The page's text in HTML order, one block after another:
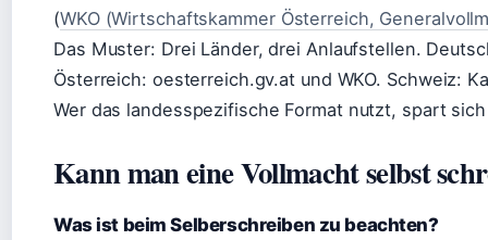
(WKO (Wirtschaftskammer Österreich,
Das Muster: Drei Länder, drei Anlaufstellen.
Österreich: oesterreich.gv.at und WKO. Schweiz:
Wer das landesspezifische Format nutzt, spart
Kann man eine Vollmacht selbst
Was ist beim Selberschreiben zu beachten?